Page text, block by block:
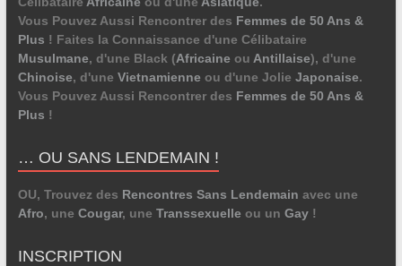
Vous Pouvez Aussi Rencontrer des Femmes de 50 Ans &
Plus ! Faites la Connaissance d'une Célibataire
Musulmane, d'une Black (Africaine ou Antillaise), d'une
Chinoise, d'une Vietnamienne ou d'une Jolie Japonaise.
Vous Pouvez Aussi Rencontrer des Femmes de 50 Ans &
Plus !
… OU SANS LENDEMAIN !
OU, Trouvez des Rencontres Sans Lendemain avec une
Afro, une Cougar, une Transsexuelle ou un Gay!
INSCRIPTION